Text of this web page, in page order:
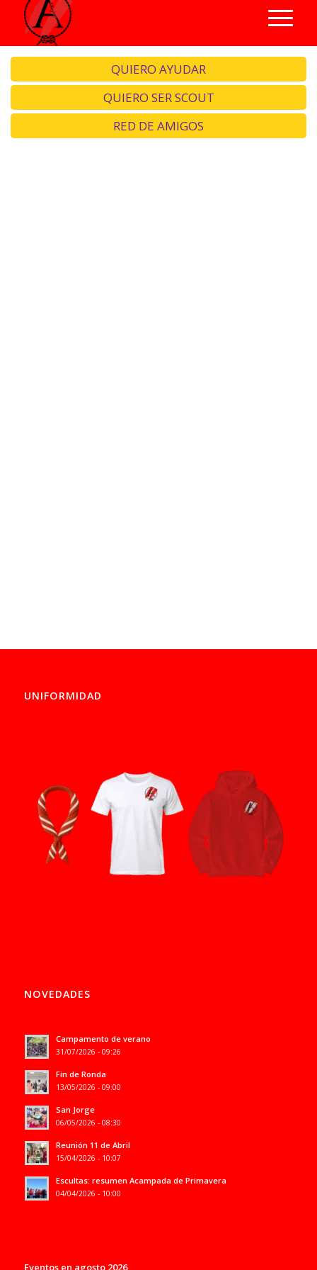
QUIERO AYUDAR
QUIERO SER SCOUT
RED DE AMIGOS
UNIFORMIDAD
NOVEDADES
Campamento de verano
31/07/2026 - 09:26
Fin de Ronda
13/05/2026 - 09:00
San Jorge
06/05/2026 - 08:30
Reunión 11 de Abril
15/04/2026 - 10:07
Escultas: resumen Acampada de Primavera
04/04/2026 - 10:00
Eventos en agosto 2026